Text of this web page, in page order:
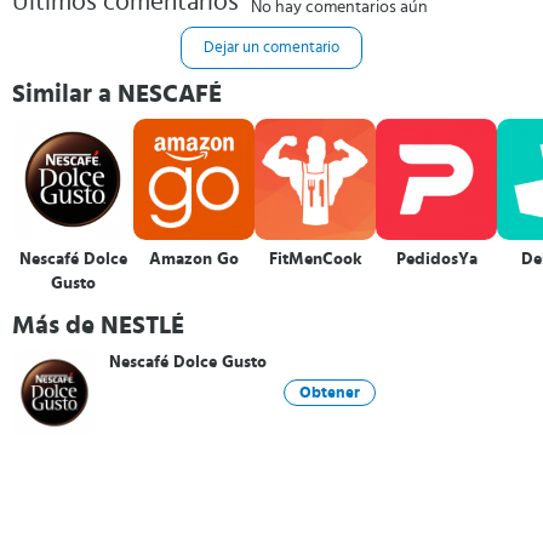
No hay comentarios aún
Dejar un comentario
Similar a NESCAFÉ
Nescafé Dolce
Gusto
Amazon Go FitMenCook PedidosYa
Más de NESTLÉ
Nescafé Dolce Gusto
Obtener